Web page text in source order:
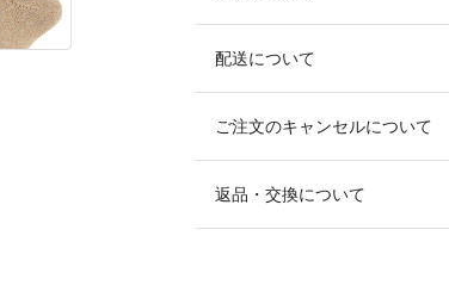
配送について
ご注文のキャンセルについて
返品・交換について